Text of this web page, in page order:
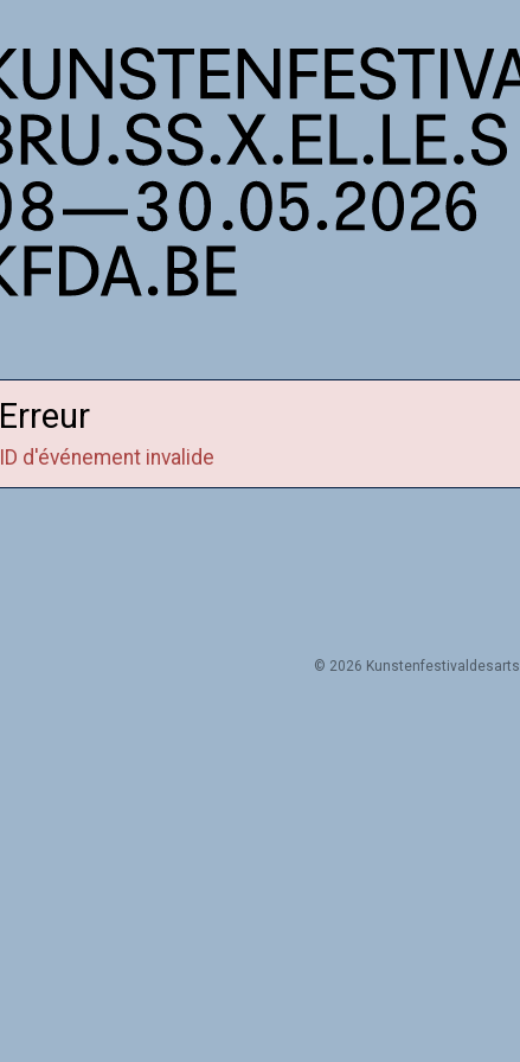
Erreur
ID d'événement invalide
© 2026 Kunstenfestivaldesarts